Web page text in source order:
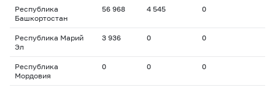
Республика
Башкортостан
56 968 4 545 0
Республика Марий
Эл
3 936 0 0
Республика
Мордовия
0 0 0